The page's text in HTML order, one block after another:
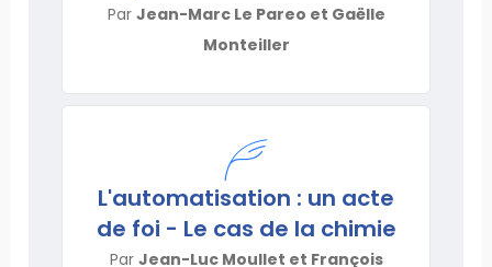
Par Jean-Marc Le Pareo et Gaëlle
Monteiller
L'automatisation : un acte
de foi - Le cas de la chimie
Par Jean-Luc Moullet et François